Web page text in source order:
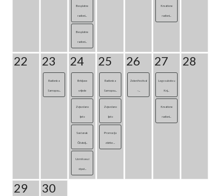
Besplatne
radioni...
Besplatne
radioni...
Kreativne
radioni...
22 23
Radionica
Samopou...
24
Brbljave
srijede
Zvjezdano
ljeto
Sastanak
Čitatelj...
Uzmi kavu i
otput...
25
Radionica
Samopou...
Zvjezdano
ljeto
Promocija
zbirke ...
26
Zeleni festival
–...
27
Lego subote u
Knj...
Kreativne
radioni...
28
29 30